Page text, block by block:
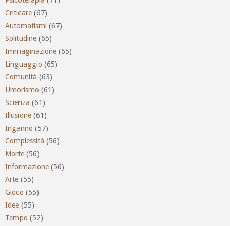
Criticare (67)
Automatismi (67)
Solitudine (65)
Immaginazione (65)
Linguaggio (65)
Comunità (63)
Umorismo (61)
Scienza (61)
Illusione (61)
Inganno (57)
Complessità (56)
Morte (56)
Informazione (56)
Arte (55)
Gioco (55)
Idee (55)
Tempo (52)